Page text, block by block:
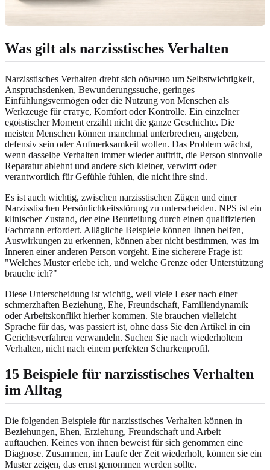
Was gilt als narzisstisches Verhalten
Narzisstisches Verhalten dreht sich обычно um Selbstwichtigkeit,
Anspruchsdenken, Bewunderungssuche, geringes
Einfühlungsvermögen oder die Nutzung von Menschen als
Werkzeuge für статус, Komfort oder Kontrolle. Ein einzelner
egoistischer Moment erzählt nicht die ganze Geschichte. Die
meisten Menschen können manchmal unterbrechen, angeben,
defensiv sein oder Aufmerksamkeit wollen. Das Problem wächst,
wenn dasselbe Verhalten immer wieder auftritt, die Person sinnvolle
Reparatur ablehnt und andere sich kleiner, verwirrt oder
verantwortlich für Gefühle fühlen, die nicht ihre sind.
Es ist auch wichtig, zwischen narzisstischen Zügen und einer
Narzisstischen Persönlichkeitsstörung zu unterscheiden. NPS ist ein
klinischer Zustand, der eine Beurteilung durch einen qualifizierten
Fachmann erfordert. Allägliche Beispiele können Ihnen helfen,
Auswirkungen zu erkennen, können aber nicht bestimmen, was im
Inneren einer anderen Person vorgeht. Eine sicherere Frage ist:
"Welches Muster erlebe ich, und welche Grenze oder Unterstützung
brauche ich?"
Diese Unterscheidung ist wichtig, weil viele Leser nach einer
schmerzhaften Beziehung, Ehe, Freundschaft, Familiendynamik
oder Arbeitskonflikt hierher kommen. Sie brauchen vielleicht
Sprache für das, was passiert ist, ohne dass Sie den Artikel in ein
Gerichtsverfahren verwandeln. Suchen Sie nach wiederholtem
Verhalten, nicht nach einem perfekten Schurkenprofil.
15 Beispiele für narzisstisches Verhalten
im Alltag
Die folgenden Beispiele für narzisstisches Verhalten können in
Beziehungen, Ehen, Erziehung, Freundschaft und Arbeit
auftauchen. Keines von ihnen beweist für sich genommen eine
Diagnose. Zusammen, im Laufe der Zeit wiederholt, können sie ein
Muster zeigen, das ernst genommen werden sollte.